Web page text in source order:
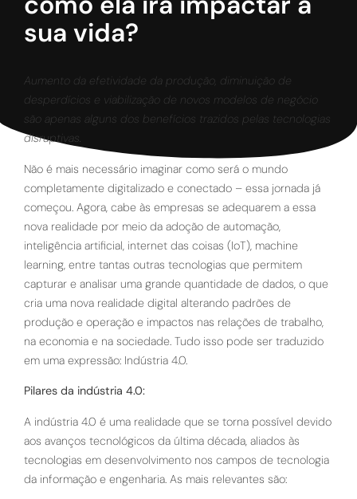
sua vida?
Aumento da efetividade da produção, diminuição de
desperdícios e viabilização de novos modelos de negócio
são apenas alguns dos benefícios trazidos pelas tecnologias
disruptivas.
Não é mais necessário imaginar como será o mundo
completamente digitalizado e conectado – essa jornada já
começou. Agora, cabe às empresas se adequarem a essa
nova realidade por meio da adoção de automação,
inteligência artificial, internet das coisas (IoT), machine
learning, entre tantas outras tecnologias que permitem
capturar e analisar uma grande quantidade de dados, o que
cria uma nova realidade digital alterando padrões de
produção e operação e impactos nas relações de trabalho,
na economia e na sociedade. Tudo isso pode ser traduzido
em uma expressão: Indústria 4.0.
Pilares da indústria 4.0:
A indústria 4.0 é uma realidade que se torna possível devido
aos avanços tecnológicos da última década, aliados às
tecnologias em desenvolvimento nos campos de tecnologia
da informação e engenharia. As mais relevantes são: